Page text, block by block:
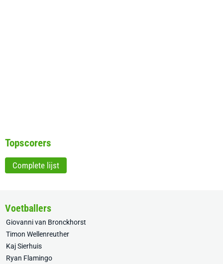
Topscorers
Complete lijst
Voetballers
Giovanni van Bronckhorst
Timon Wellenreuther
Kaj Sierhuis
Ryan Flamingo